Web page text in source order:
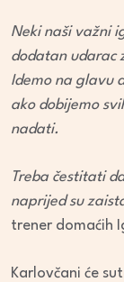
Neki naši važni
dodatan udarac
Idemo na glavu
ako dobijemo
nadati.
Treba čestitati
naprijed su
trener domaćih
Karlovčani će